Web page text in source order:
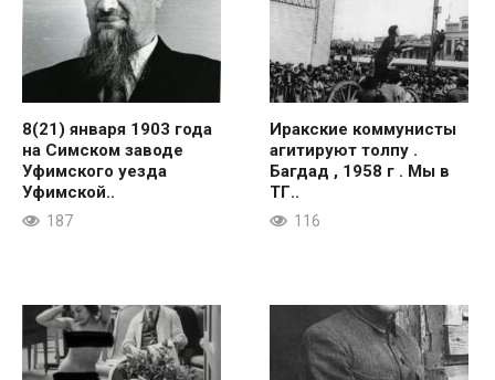
8(21) января 1903 года
на Симском заводе
Уфимского уезда
Уфимской..
187
Иракские коммунисты
агитируют толпу .
Багдад , 1958 г . Мы в
ТГ..
116